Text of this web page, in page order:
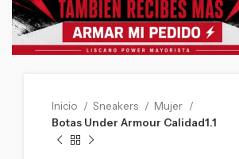
Click to enlarge
Inicio Sneakers
Mujer
Botas Under Armour Calidad1.1